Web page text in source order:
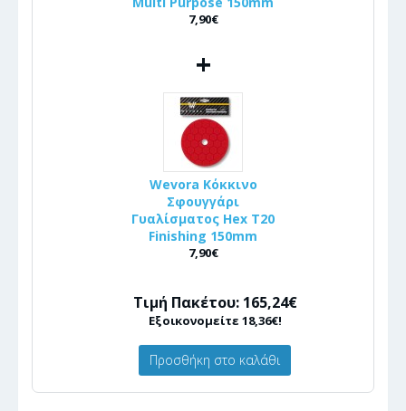
7,90€
+
Wevora Κόκκινο
Σφουγγάρι
Γυαλίσματος Hex T20
Finishing 150mm
7,90€
Τιμή Πακέτου: 165,24€
Εξοικονομείτε 18,36€!
Προσθήκη στο καλάθι